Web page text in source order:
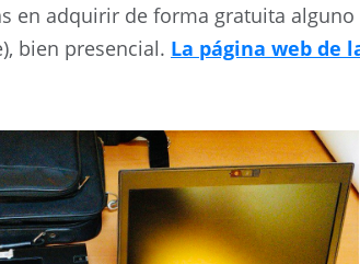
en adquirir de forma gratuita
bien presencial. La página web de